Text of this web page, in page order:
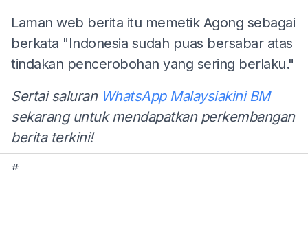
Laman web berita itu memetik Agong sebagai
berkata "Indonesia sudah puas bersabar atas
tindakan pencerobohan yang sering berlaku."
Sertai saluran WhatsApp Malaysiakini BM
sekarang untuk mendapatkan perkembangan
berita terkini!
#